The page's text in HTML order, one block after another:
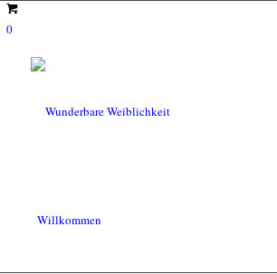
0
Willkommen